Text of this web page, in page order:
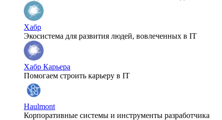
Хабр
Экосистема для развития людей, вовлеченных в IT
Хабр Карьера
Помогаем строить карьеру в IT
Haulmont
Корпоративные системы и инструменты разработчика